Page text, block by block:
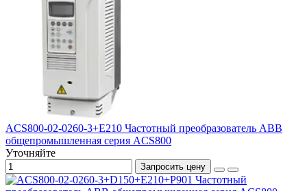
ACS800-02-0260-3+E210 Частотный преобразователь ABB
общепромышленная серия ACS800
Уточняйте
Запросить цену